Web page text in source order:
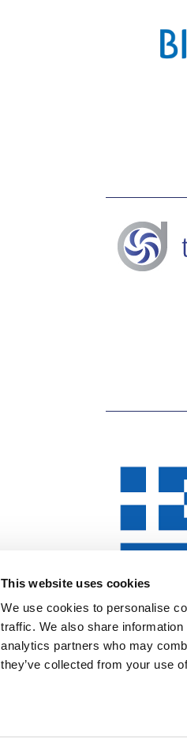
This website uses cookies
We use cookies to personalise
traffic. We also share
analytics partners who may
they’ve collected from your use